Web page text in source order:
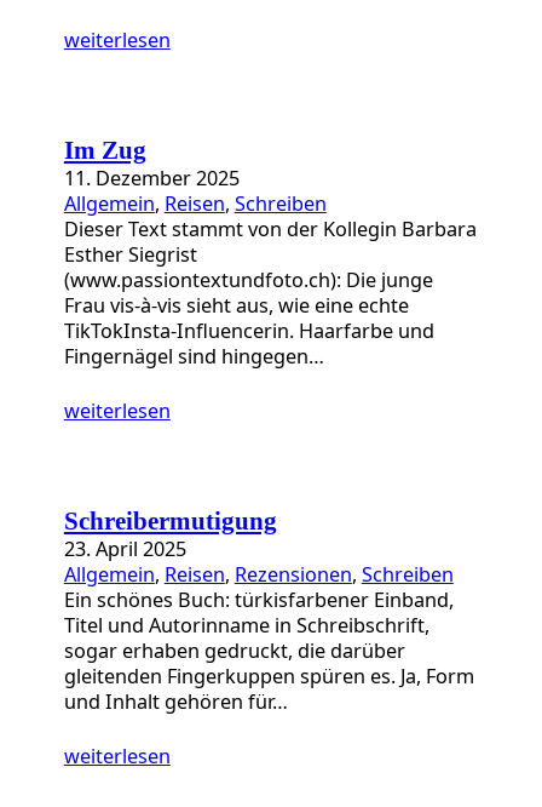
weiterlesen
Im Zug
11. Dezember 2025
Allgemein, Reisen, Schreiben
Dieser Text stammt von der Kollegin Barbara
Esther Siegrist
(www.passiontextundfoto.ch): Die junge
Frau vis-à-vis sieht aus, wie eine echte
TikTokInsta-Influencerin. Haarfarbe und
Fingernägel sind hingegen…
weiterlesen
Schreibermutigung
23. April 2025
Allgemein, Reisen, Rezensionen, Schreiben
Ein schönes Buch: türkisfarbener Einband,
Titel und Autorinname in Schreibschrift,
sogar erhaben gedruckt, die darüber
gleitenden Fingerkuppen spüren es. Ja, Form
und Inhalt gehören für…
weiterlesen